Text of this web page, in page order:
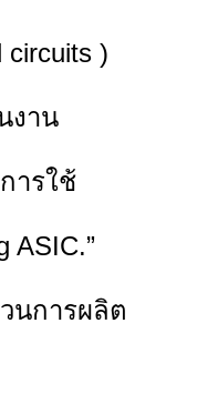
)
งาน
ารใช้
ASIC.”
นการผลิต